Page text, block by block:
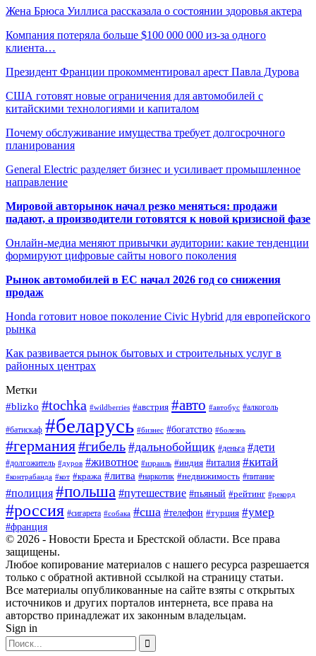
Жена Брюса Уиллиса рассказала о состоянии здоровья актера
Компания потеряла больше $100 000 000 из-за одного
клиента…
Президент Франции прокомментировал арест Павла Дурова
США готовят новые ограничения для автомобилей с
китайскими технологиями и капиталом
Почему обслуживание имущества требует долгосрочного
планирования
General Electric разделяет бизнес и усиливает промышленное
направление
Мировой авторынок начал резко меняться: продажи
падают, а производители готовятся к новой кризисной фазе
Онлайн-медиа меняют привычки аудитории: какие тенденции
формируют цифровые сайты нового поколения
Рынок автомобилей в ЕС начал 2026 год со снижения
продаж
Honda готовит новое поколение Civic Hybrid для европейского
рынка
Как развивается рынок бытовых и строительных услуг в
районных центрах
Метки
#blizko #tochka #wildberries #австрия #авто #автобус #алкоголь
#батискаф #беларусь #бизнес #богатство #болезнь
#германия#гибель #дальнобойщик #деньга #дети
#долгожитель #дуров #животное #израиль #индия #италия #китай
#контрабанда #кот #кража #литва #наркотик #недвижимость #питание
#полиция #польша #путешествие #пьяный #рейтинг #рекорд
#россия #сигарета #собака #сша #телефон #турция #умер
#франция
© 2026 - Новости Бреста и Брестской области. Все права
защищены.
Любое копирование материалов с нашего ресурса разрешается
только с обратной активной ссылкой на страницу статьи.
Все материалы опубликованные на сайте взяты с открытых
источников и других порталов интернета, все права на
авторство принадлежат их законным владельцам.
Sign in